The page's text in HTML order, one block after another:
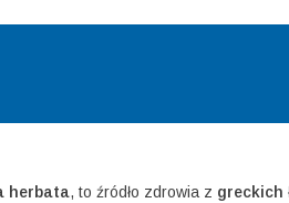
herbata, to źródło zdrowia z greckich